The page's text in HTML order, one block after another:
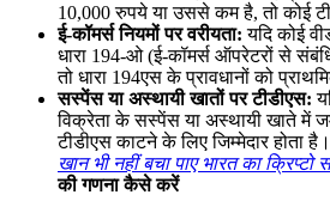
10,000 रुपये या उससे कम है, तो कोई
ई-कॉमर्स नियमों पर वरीयता: यदि कोई
धारा 194-ओ (ई-कॉमर्स ऑपरेटरों से
तो धारा 194एस के प्रावधानों को
सस्पेंस या अस्थायी खातों पर टीडीएस:
विक्रेता के सस्पेंस या अस्थायी खाते में
टीडीएस काटने के लिए जिम्मेदार होता है।
खान भी नहीं बचा पाए भारत का क्रिप्टो
की गणना कैसे करें